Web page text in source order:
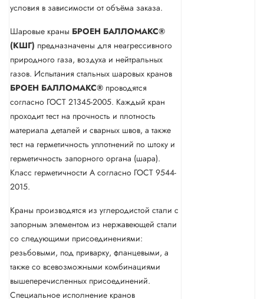
условия в зависимости от объёма заказа.
Шаровые краны БРОЕН БАЛЛОМАКС®
(КШГ) предназначены для неагрессивного
природного газа, воздуха и нейтральных
газов. Испытания стальных шаровых кранов
БРОЕН БАЛЛОМАКС® проводятся
согласно ГОСТ 21345-2005. Каждый кран
проходит тест на прочность и плотность
материала деталей и сварных швов, а также
тест на герметичность уплотнений по штоку и
герметичность запорного органа (шара).
Класс герметичности А согласно ГОСТ 9544-
2015.
Краны производятся из углеродистой стали с
запорным элементом из нержавеющей стали
со следующими присоединениями:
резьбовыми, под приварку, фланцевыми, а
также со всевозможными комбинациями
вышеперечисленных присоединений.
Специальное исполнение кранов